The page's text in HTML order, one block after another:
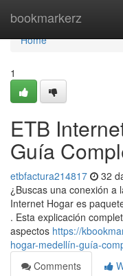
bookmarkerz
Home
Home
1
ETB
Guía
etbfactura214817 32
¿Buscas una conexión a
Internet Hogar es
. Esta explicación
aspectos https://
hogar-medellín-guía-
Comments